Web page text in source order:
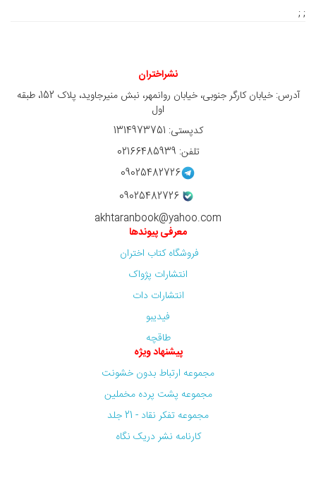
; ;
نشراختران
آدرس: خیابان کارگر جنوبی، خیابان روانمهر، نبش منیرجاوید، پلاک 152، طبقه
اول
کدپستی: 1314973751
تلفن: 02166485939
09025482726
09025482726
akhtaranbook@yahoo.com
معرفی پیوندها
فروشگاه کتاب اختران
انتشارات پژواک
انتشارات دات
فیدیبو
طاقچه
پیشنهاد ویژه
مجموعه ارتباط بدون خشونت
مجموعه پشت پرده مخملین
مجموعه تفکر نقاد - 21 جلد
کارنامه نشر دریک نگاه